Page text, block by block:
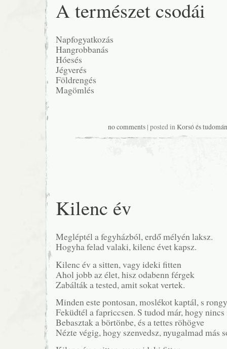
A természet csodái
Napfogyatkozás
Hangrobbanás
Hóesés
Jégverés
Földrengés
Magömlés
no comments | posted inKorsó és
Kilenc év
Megléptél a fegyházból, erdő mélyén laksz.
Hogyha felad valaki, kilenc évet kapsz.
Kilenc év a sitten, vagy ideki fitten
Ahol jobb az élet, hisz odabenn férgek
Zabálták a tested, amit sokat vertek.
Minden este pontosan, moslékot kaptál, s
Feküdtél a fapriccsen. S tudod már, hogy nincs
Bebasztak a börtönbe, és a tettes röhögve
Nézte végig, hogy szenvedsz, nyugalmad más